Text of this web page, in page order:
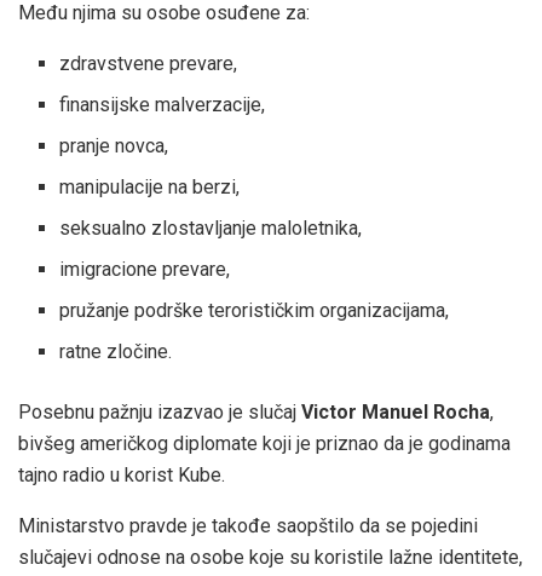
Među njima su osobe osuđene za:
zdravstvene prevare,
finansijske malverzacije,
pranje novca,
manipulacije na berzi,
seksualno zlostavljanje maloletnika,
imigracione prevare,
pružanje podrške terorističkim organizacijama,
ratne zločine.
Posebnu pažnju izazvao je slučaj Victor Manuel Rocha,
bivšeg američkog diplomate koji je priznao da je godinama
tajno radio u korist Kube.
Ministarstvo pravde je takođe saopštilo da se pojedini
slučajevi odnose na osobe koje su koristile lažne identitete,